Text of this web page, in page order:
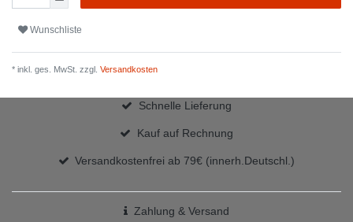
Wunschliste
* inkl. ges. MwSt. zzgl. Versandkosten
Schnelle Lieferung
Kauf auf Rechnung
Versandkostenfrei ab 79€ (innerh.Deutschl.)
Zahlung & Versand